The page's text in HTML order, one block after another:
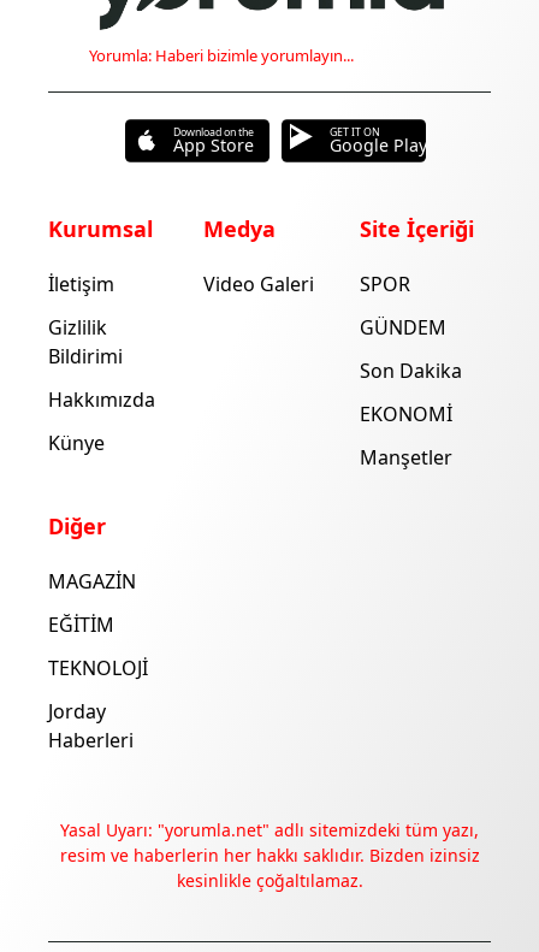
Deneyimini iyileştirmek ve içeriğimizi geliştirmek için çerezler
Yorumla: Haberi bizimle yorumlayın...
Download on the
App Store
GET IT ON
Google Play
Kurumsal
İletişim
Gizlilik
Bildirimi
Hakkımızda
Künye
Medya
Video Galeri
Site İçeriği
SPOR
GÜNDEM
Son Dakika
EKONOMİ
Manşetler
Diğer
MAGAZİN
EĞİTİM
TEKNOLOJİ
Jorday
Haberleri
Yasal Uyarı: "yorumla.net" adlı sitemizdeki tüm yazı,
resim ve haberlerin her hakkı saklıdır. Bizden izinsiz
kesinlikle çoğaltılamaz.